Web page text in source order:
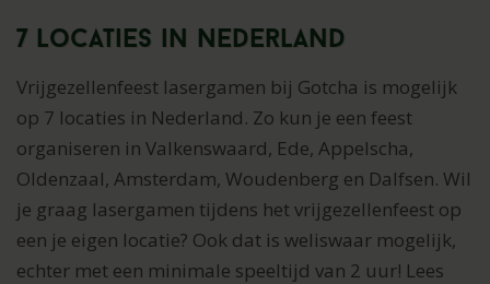
7 Locaties in Nederland
Vrijgezellenfeest lasergamen bij Gotcha is mogelijk
op 7 locaties in Nederland. Zo kun je een feest
organiseren in Valkenswaard, Ede, Appelscha,
Oldenzaal, Amsterdam, Woudenberg en Dalfsen. Wil
je graag lasergamen tijdens het vrijgezellenfeest op
een je eigen locatie? Ook dat is weliswaar mogelijk,
echter met een minimale speeltijd van 2 uur! Lees